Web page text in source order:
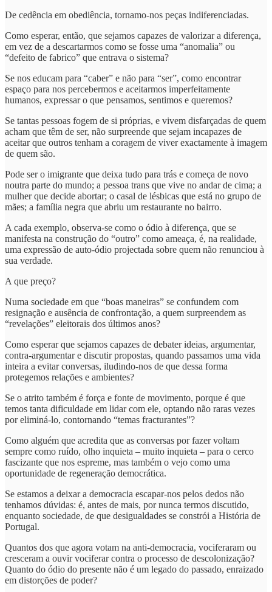
De cedência em obediência, tornamo-nos peças indiferenciadas.
Como esperar, então, que sejamos capazes de valorizar a diferença,
em vez de a descartarmos como se fosse uma “anomalia” ou
“defeito de fabrico” que entrava o sistema?
Se nos educam para “caber” e não para “ser”, como encontrar
espaço para nos percebermos e aceitarmos imperfeitamente
humanos, expressar o que pensamos, sentimos e queremos?
Se tantas pessoas fogem de si próprias, e vivem disfarçadas de quem
acham que têm de ser, não surpreende que sejam incapazes de
aceitar que outros tenham a coragem de viver exactamente à imagem
de quem são.
Pode ser o imigrante que deixa tudo para trás e começa de novo
noutra parte do mundo; a pessoa trans que vive no andar de cima; a
mulher que decide abortar; o casal de lésbicas que está no grupo de
mães; a família negra que abriu um restaurante no bairro.
A cada exemplo, observa-se como o ódio à diferença, que se
manifesta na construção do “outro” como ameaça, é, na realidade,
uma expressão de auto-ódio projectada sobre quem não renunciou à
sua verdade.
A que preço?
Numa sociedade em que “boas maneiras” se confundem com
resignação e ausência de confrontação, a quem surpreendem as
“revelações” eleitorais dos últimos anos?
Como esperar que sejamos capazes de debater ideias, argumentar,
contra-argumentar e discutir propostas, quando passamos uma vida
inteira a evitar conversas, iludindo-nos de que dessa forma
protegemos relações e ambientes?
Se o atrito também é força e fonte de movimento, porque é que
temos tanta dificuldade em lidar com ele, optando não raras vezes
por eliminá-lo, contornando “temas fracturantes”?
Como alguém que acredita que as conversas por fazer voltam
sempre como ruído, olho inquieta – muito inquieta – para o cerco
fascizante que nos espreme, mas também o vejo como uma
oportunidade de regeneração democrática.
Se estamos a deixar a democracia escapar-nos pelos dedos não
tenhamos dúvidas: é, antes de mais, por nunca termos discutido,
enquanto sociedade, de que desigualdades se constrói a História de
Portugal.
Quantos dos que agora votam na anti-democracia, vociferaram ou
cresceram a ouvir vociferar contra o processo de descolonização?
Quanto do ódio do presente não é um legado do passado, enraizado
em distorções de poder?